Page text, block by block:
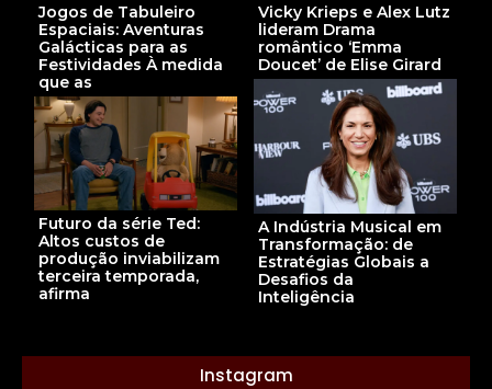
Jogos de Tabuleiro
Espaciais: Aventuras
Galácticas para as
Festividades À medida
que as
Vicky Krieps e Alex Lutz
lideram Drama
romântico ‘Emma
Doucet’ de Elise Girard
A Indústria Musical em
Transformação: de
Estratégias Globais a
Desafios da
Inteligência
Futuro da série Ted:
Altos custos de
produção inviabilizam
terceira temporada,
afirma
Instagram